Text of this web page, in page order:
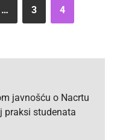
… 3 4
javnošću o Nacrtu
praksi studenata